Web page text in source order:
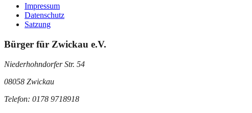
Impressum
Datenschutz
Satzung
Bürger für Zwickau e.V.
Niederhohndorfer Str. 54
08058 Zwickau
Telefon: 0178 9718918